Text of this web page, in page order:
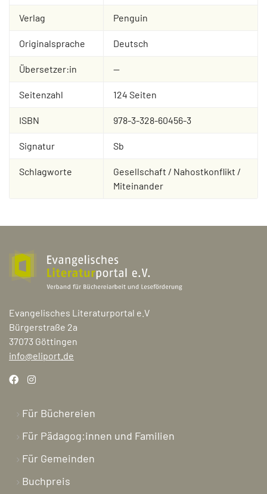
Verlag Penguin
Originalsprache Deutsch
Übersetzer:in --
Seitenzahl 124 Seiten
ISBN 978-3-328-60456-3
Signatur Sb
Schlagworte
Gesellschaft / Nahostkonflikt /
Miteinander
Evangelisches Literaturportal e.V
Bürgerstraße 2a
37073 Göttingen
info@eliport.de
Für Büchereien
Für Pädagog:innen und Familien
Für Gemeinden
Buchpreis